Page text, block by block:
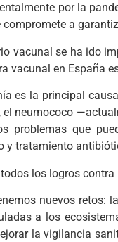
por la
a
vacunal se ha ido
vacunal en España
es la principal
el neumococo
problemas que
y tratamiento
los logros
nuevos retos:
a los
la vigilancia